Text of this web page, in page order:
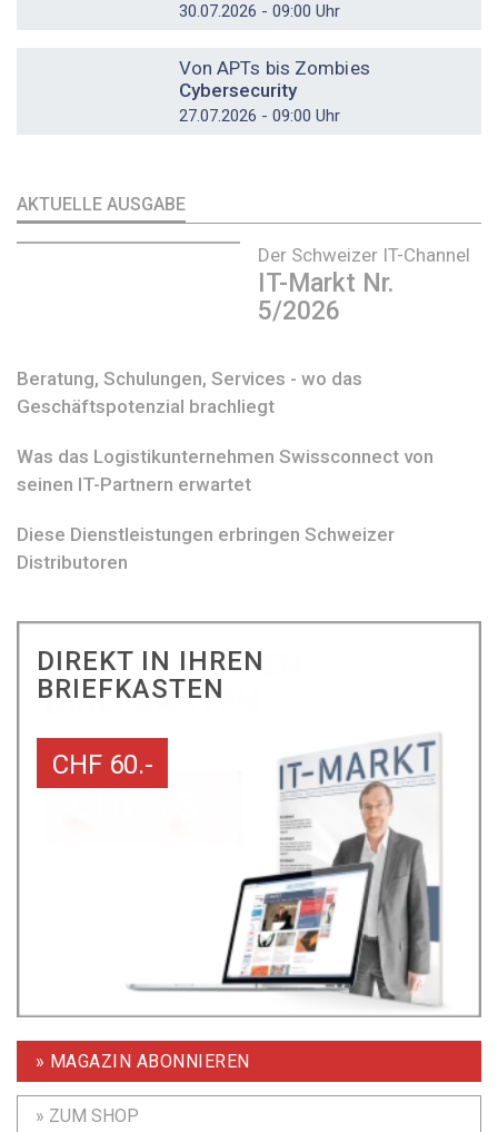
30.07.2026 - 09:00 Uhr
Von APTs bis Zombies
Cybersecurity
27.07.2026 - 09:00 Uhr
AKTUELLE AUSGABE
Der Schweizer IT-Channel
IT-Markt Nr.
5/2026
Beratung, Schulungen, Services - wo das
Geschäftspotenzial brachliegt
Was das Logistikunternehmen Swissconnect von
seinen IT-Partnern erwartet
Diese Dienstleistungen erbringen Schweizer
Distributoren
DIREKT IN IHREN
BRIEFKASTEN
CHF 60.-
» MAGAZIN ABONNIEREN
» ZUM SHOP